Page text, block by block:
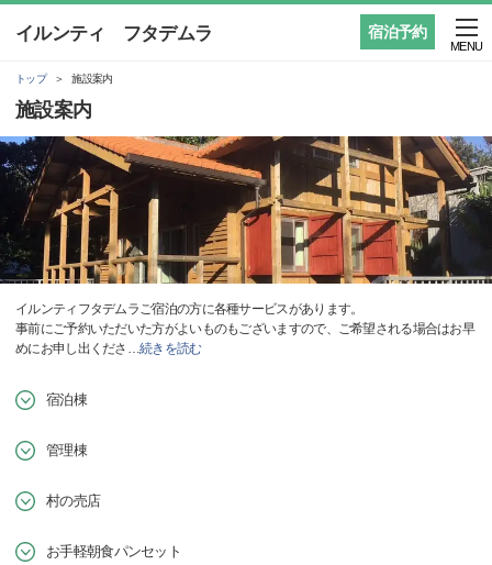
宿泊予約
イルンティ フタデムラ
MENU
トップ 施設案内
施設案内
イルンティフタデムラご宿泊の方に各種サービスがあります。
​事前にご予約いただいた方がよいものもございますので、ご希望される場合はお早
めにお申し出くださ …続きを読む
宿泊棟
管理棟
村の売店
お手軽朝食パンセット